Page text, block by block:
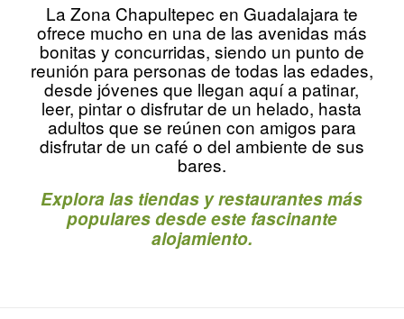
La Zona Chapultepec en Guadalajara te
ofrece mucho en una de las avenidas más
bonitas y concurridas, siendo un punto de
reunión para personas de todas las edades,
desde jóvenes que llegan aquí a patinar,
leer, pintar o disfrutar de un helado, hasta
adultos que se reúnen con amigos para
disfrutar de un café o del ambiente de sus
bares.
Explora las tiendas y restaurantes más
populares desde este fascinante
alojamiento.